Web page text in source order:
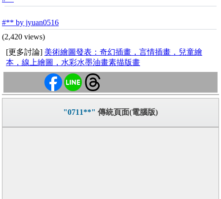
#** by jyuan0516
(2,420 views)
[更多討論] 美術繪圖發表：奇幻插畫，言情插畫，兒童繪
本，線上繪圖，水彩水墨油畫素描版畫
"0711**" 傳統頁面(電腦版)